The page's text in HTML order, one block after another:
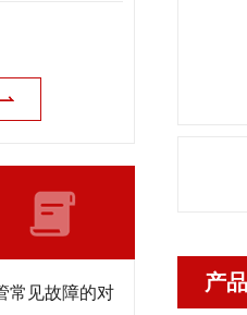
常见故障的对
产